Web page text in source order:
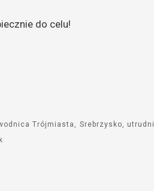
do celu!
Trójmiasta Srebrzysko